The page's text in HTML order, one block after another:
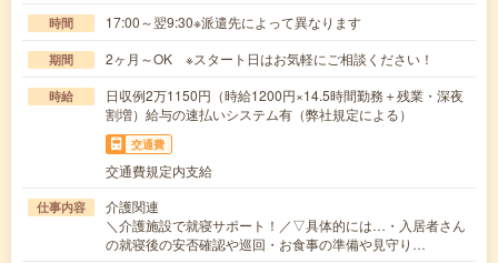
時間 17:00～翌9:30※派遣先によって異なります
期間 2ヶ月～OK ※スタート日はお気軽にご相談ください！
時給
日収例2万1150円（時給1200円×14.5時間勤務＋残業・深夜
割増）給与の速払いシステム有（弊社規定による）
交通費
交通費規定内支給
仕事内容
介護関連
＼介護施設で就寝サポート！／▽具体的には…・入居者さん
の就寝後の安否確認や巡回・お食事の準備や見守り…